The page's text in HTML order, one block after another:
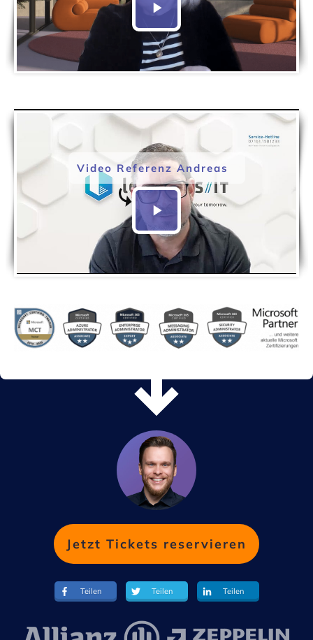
Video Referenz Andreas
Jetzt Tickets reservieren
Teilen Teilen Teilen